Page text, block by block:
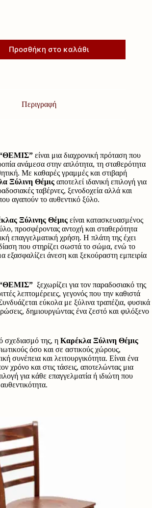
Προσθήκη στο καλάθι
Περιγραφή
“ΘΕΜΙΣ” είναι μια διαχρονική πρόταση που
ανάμεσα στην απλότητα, τη σταθερότητα
Με καθαρές γραμμές και στιβαρή
Ξύλινη Θέμις αποτελεί ιδανική επιλογή για
ταβέρνες, ξενοδοχεία αλλά και
αγαπούν το αυθεντικό ξύλο.
Ξύλινης Θέμις είναι κατασκευασμένος
προσφέροντας αντοχή και σταθερότητα
επαγγελματική χρήση. Η πλάτη της έχει
που στηρίζει σωστά το σώμα, ενώ το
εξασφαλίζει άνεση και ξεκούραστη εμπειρία
“ΘΕΜΙΣ” ξεχωρίζει για τον παραδοσιακό της
λεπτομέρειες, γεγονός που την καθιστά
εύκολα με ξύλινα τραπέζια, φυσικά
δημιουργώντας ένα ζεστό και φιλόξενο
σχεδιασμό της, η Καρέκλα Ξύλινη Θέμις
όσο και σε αστικούς χώρους,
συνέπεια και λειτουργικότητα. Είναι ένα
χρόνο και στις τάσεις, αποτελώντας μια
για κάθε επαγγελματία ή ιδιώτη που